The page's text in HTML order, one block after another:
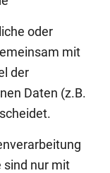
oder
mit
der
Daten (z.B.
sind nur mit